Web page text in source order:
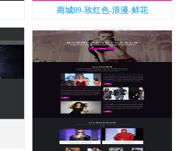
商城09-玫红色-浪漫-鲜花